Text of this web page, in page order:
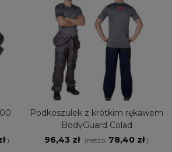
)
Podkoszulek z krótkim rękawem
BodyGuard Colad
96,43 zł (netto: 78,40 zł)